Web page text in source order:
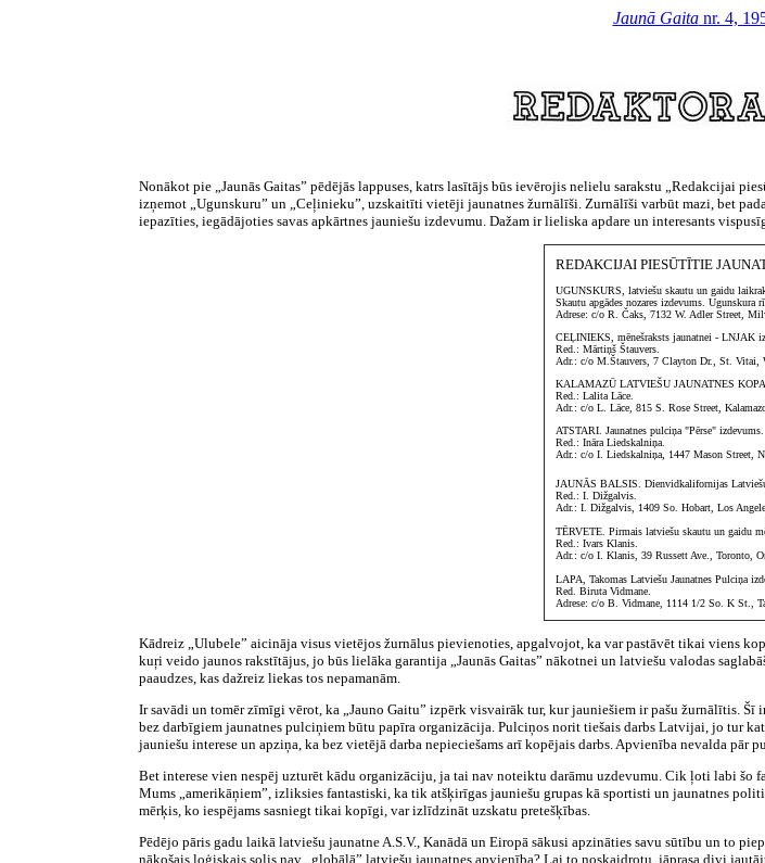
Jaunā Gaitanr. 4,
Nonākot pie „Jaunās Gaitas” pēdējās lappuses, katrs lasītājs būs ievērojis nelielu sarakstu „Redakcijai
izņemot „Ugunskuru” un „Ceļinieku”, uzskaitīti vietēji jaunatnes žurnālīši. Zurnālīši varbūt mazi, bet
iepazīties, iegādājoties savas apkārtnes jauniešu izdevumu. Dažam ir lieliska apdare un interesants
REDAKCIJAI PIESŪTĪTIE
UGUNSKURS, latviešu skautu un gaidu
Skautu apgādes nozares izdevums. Ugunskura
Adrese: c/o R. Čaks, 7132 W. Adler Street,
CEĻINIEKS, mēnešraksts jaunatnei - LNJAK
Red.: Mārtiņš Štauvers.
Adr.: c/o M.Štauvers, 7 Clayton Dr., St. Vitai,
KALAMAZŪ LATVIEŠU JAUNATNES
Red.: Lalita Lāce.
Adr.: c/o L. Lāce, 815 S. Rose Street,
ATSTARI. Jaunatnes pulciņa "Pērse" izdevums.
Red.: Ināra Liedskalniņa.
Adr.: c/o I. Liedskalniņa, 1447 Mason Street,
JAUNĀS BALSIS. Dienvidkalifornijas Latviešu
Red.: I. Dižgalvis.
Adr.: I. Dižgalvis, 1409 So. Hobart, Los
TĒRVETE. Pirmais latviešu skautu un gaidu
Red.: Ivars Klanis.
Adr.: c/o I. Klanis, 39 Russett Ave., Toronto,
LAPA, Takomas Latviešu Jaunatnes Pulciņa
Red. Biruta Vidmane.
Adrese: c/o B. Vidmane, 1114 1/2 So. K St.,
Kādreiz „Ulubele” aicināja visus vietējos žurnālus pievienoties, apgalvojot, ka var pastāvēt tikai viens
kuŗi veido jaunos rakstītājus, jo būs lielāka garantija „Jaunās Gaitas” nākotnei un latviešu valodas
paaudzes, kas dažreiz liekas tos nepamanām.
Ir savādi un tomēr zīmīgi vērot, ka „Jauno Gaitu” izpērk visvairāk tur, kur jauniešiem ir pašu žurnālītis.
bez darbīgiem jaunatnes pulciņiem būtu papīra organizācija. Pulciņos norit tiešais darbs Latvijai, jo tur
jauniešu interese un apziņa, ka bez vietējā darba nepieciešams arī kopējais darbs. Apvienība nevalda
Bet interese vien nespēj uzturēt kādu organizāciju, ja tai nav noteiktu darāmu uzdevumu. Cik ļoti labi šo
Mums „amerikāņiem”, izliksies fantastiski, ka tik atšķirīgas jauniešu grupas kā sportisti un jaunatnes
mērķis, ko iespējams sasniegt tikai kopīgi, var izlīdzināt uzskatu pretešķības.
Pēdējo pāris gadu laikā latviešu jaunatne A.S.V., Kanādā un Eiropā sākusi apzināties savu sūtību un to
nākošais loģiskais solis nav „globālā” latviešu jaunatnes apvienība? Lai to noskaidrotu, jāprasa divi